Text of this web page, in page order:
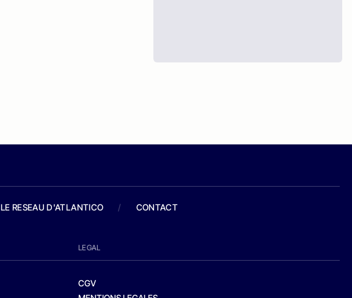
LE RESEAU D'ATLANTICO / CONTACT
LEGAL
CGV